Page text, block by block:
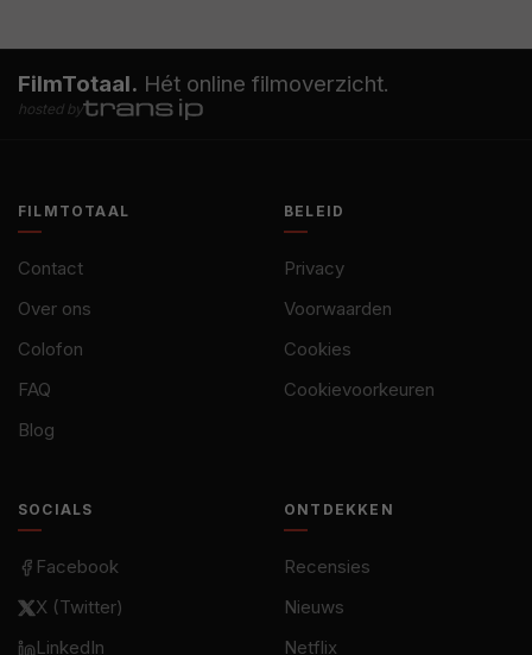
FilmTotaal. Hét online filmoverzicht.
hosted by
FILMTOTAAL
Contact
Over ons
Colofon
FAQ
Blog
BELEID
Privacy
Voorwaarden
Cookies
Cookievoorkeuren
SOCIALS
Facebook
X (Twitter)
LinkedIn
ONTDEKKEN
Recensies
Nieuws
Netflix